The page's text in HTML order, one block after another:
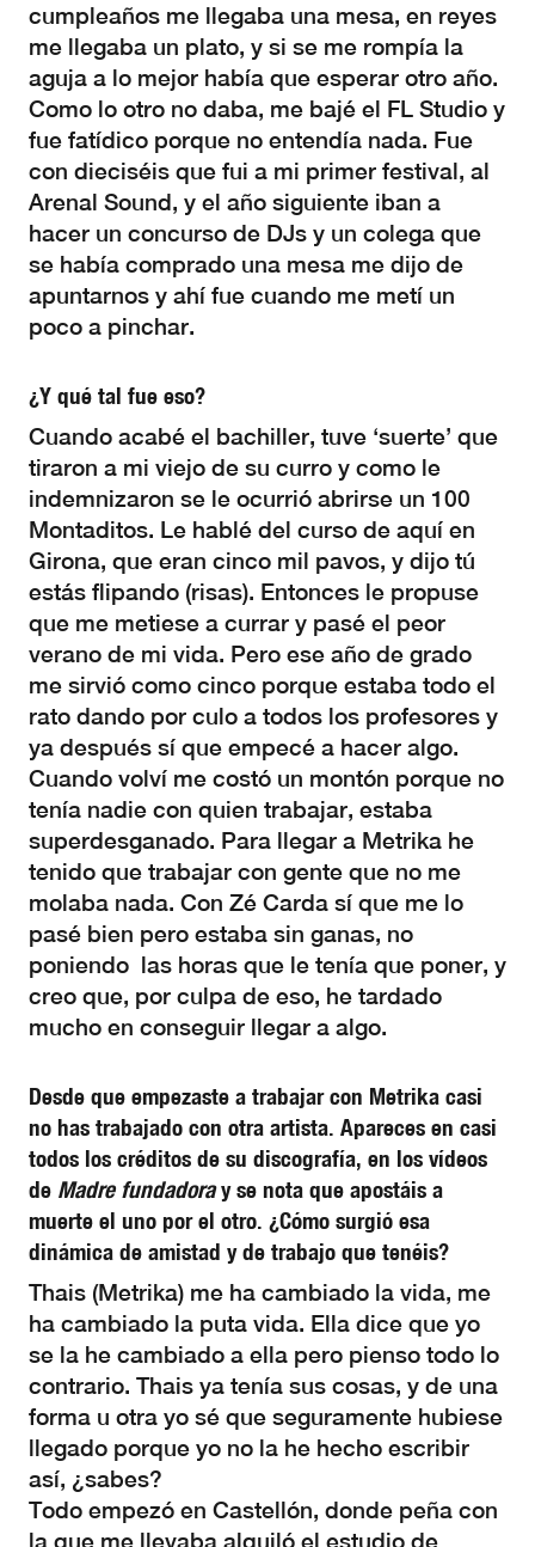
cumpleaños me llegaba una mesa, en reyes
me llegaba un plato, y si se me rompía la
aguja a lo mejor había que esperar otro año.
Como lo otro no daba, me bajé el FL Studio y
fue fatídico porque no entendía nada. Fue
con dieciséis que fui a mi primer festival, al
Arenal Sound, y el año siguiente iban a
hacer un concurso de DJs y un colega que
se había comprado una mesa me dijo de
apuntarnos y ahí fue cuando me metí un
poco a pinchar.
¿Y qué tal fue eso?
Cuando acabé el bachiller, tuve ‘suerte’ que
tiraron a mi viejo de su curro y como le
indemnizaron se le ocurrió abrirse un 100
Montaditos. Le hablé del curso de aquí en
Girona, que eran cinco mil pavos, y dijo tú
estás flipando (risas). Entonces le propuse
que me metiese a currar y pasé el peor
verano de mi vida. Pero ese año de grado
me sirvió como cinco porque estaba todo el
rato dando por culo a todos los profesores y
ya después sí que empecé a hacer algo.
Cuando volví me costó un montón porque no
tenía nadie con quien trabajar, estaba
superdesganado. Para llegar a Metrika he
tenido que trabajar con gente que no me
molaba nada. Con Zé Carda sí que me lo
pasé bien pero estaba sin ganas, no
poniendo las horas que le tenía que poner, y
creo que, por culpa de eso, he tardado
mucho en conseguir llegar a algo.
Desde que empezaste a trabajar con Metrika casi
no has trabajado con otra artista. Apareces en casi
todos los créditos de su discografía, en los vídeos
de Madre fundadoray se nota que apostáis a
muerte el uno por el otro. ¿Cómo surgió esa
dinámica de amistad y de trabajo que tenéis?
Thais (Metrika) me ha cambiado la vida, me
ha cambiado la puta vida. Ella dice que yo
se la he cambiado a ella pero pienso todo lo
contrario. Thais ya tenía sus cosas, y de una
forma u otra yo sé que seguramente hubiese
llegado porque yo no la he hecho escribir
así, ¿sabes?
Todo empezó en Castellón, donde peña con
la que me llevaba alquiló el estudio de